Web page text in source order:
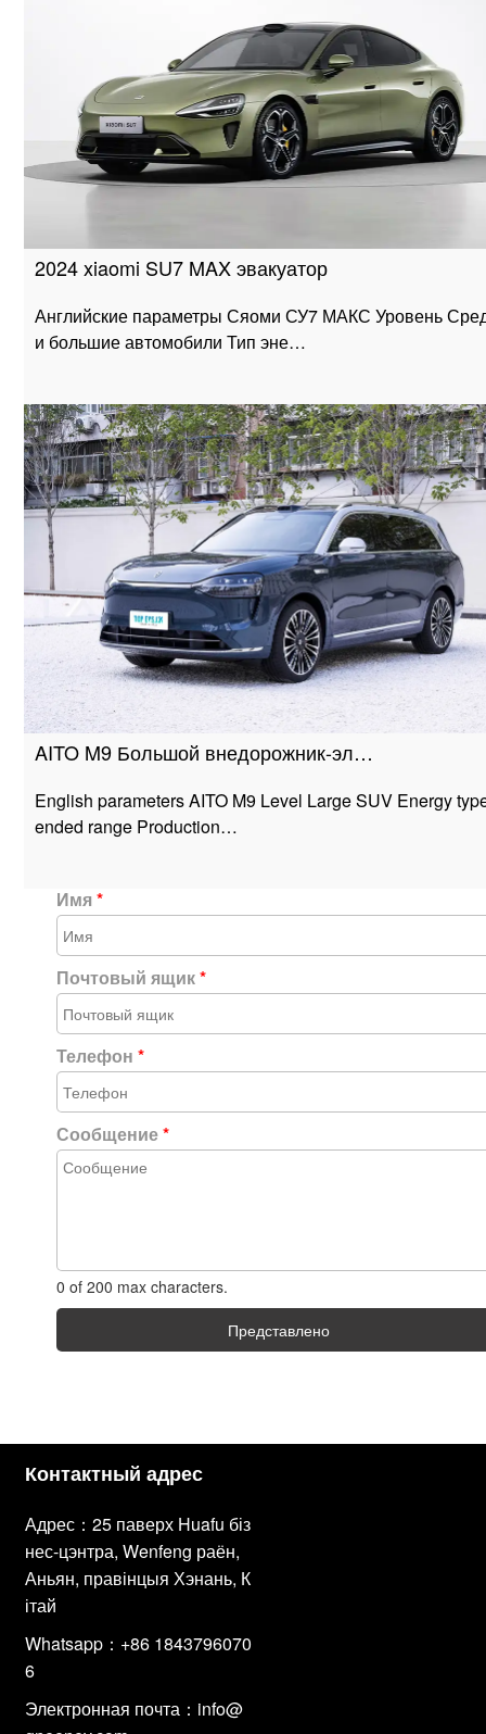
2024 xiaomi SU7 MAX эвакуатор
Английские параметры Сяоми СУ7 МАКС Уровень
и большие автомобили Тип эне…
AITO M9 Большой внедорожник-эл…
English parameters AITO M9 Level Large SUV Energy
ended range Production…
Имя*
Почтовый ящик*
Телефон*
Сообщение*
0 of 200 max characters.
Представлено
Контактный адрес
Адрес：25 паверх Huafu біз
нес-цэнтра, Wenfeng раён,
Аньян, правінцыя Хэнань, К
ітай
Whatsapp：+86 1843796070
6
Электронная почта： info@